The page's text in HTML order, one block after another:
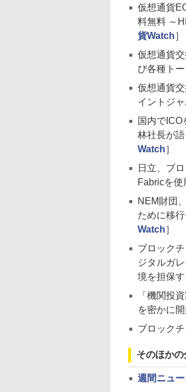
仮想通貨
料無料 ～
貨Watch］
仮想通貨
び各種ト
仮想通貨
イントジ
国内で
林社長が
Watch］
日立、ブ
Fabricを使
NEM財団
ために移
Watch］
ブロック
ジタルガ
境を担保
「機関投
を密かに
ブロック
そのほか
週間ニュ